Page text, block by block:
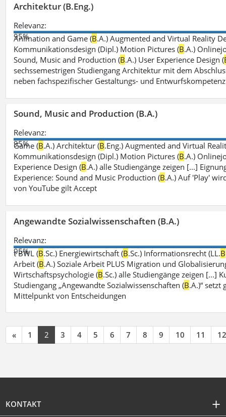
Architektur (B.Eng.)
Relevanz:
95%
Animation and Game (B.A.) Augmented and Virtual Reality
Kommunikationsdesign (Dipl.) Motion Pictures (B.A.)
Sound, Music and Production (B.A.) User Experience Design (
sechssemestrigen Studiengang Architektur mit dem
neben fachspezifischer Gestaltungs- und
Sound, Music and Production (B.A.)
Relevanz:
95%
Game (B.A.) Architektur (B.Eng.) Augmented and Virtual
Kommunikationsdesign (Dipl.) Motion Pictures (B.A.)
Experience Design (B.A.) alle Studiengänge zeigen [...]
Experience: Sound and Music Production (B.A.) Auf 'Play'
von YouTube gilt Accept
Angewandte Sozialwissenschaften (B.A.)
Relevanz:
95%
t BWL (B.Sc.) Energiewirtschaft (B.Sc.) Informationsrecht (LL.B
Arbeit (B.A.) Soziale Arbeit PLUS Migration und
Wirtschaftspsychologie (B.Sc.) alle Studiengänge zeigen
Studiengang „Angewandte Sozialwissenschaften (B.A.)“
Mittelpunkt von Entscheidungen
« 1 2 3 4 5 6 7 8 9 10 11 12
KONTAKT